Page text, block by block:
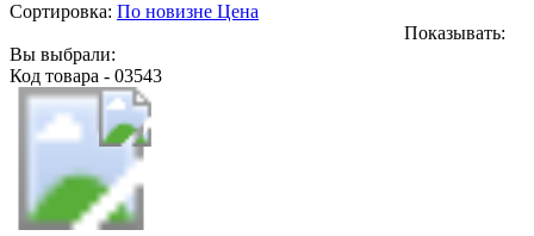
Сортировка: По новизне Цена
Показывать:
Вы выбрали:
Код товара - 03543